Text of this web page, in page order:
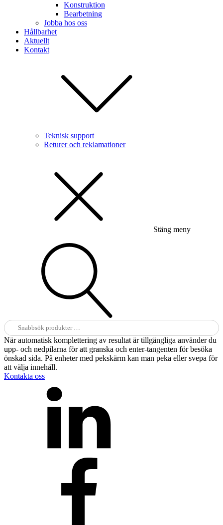
Konstruktion
Bearbetning
Jobba hos oss
Hållbarhet
Aktuellt
Kontakt
Teknisk support
Returer och reklamationer
Stäng meny
Sök
efter:
När automatisk komplettering av resultat är tillgängliga använder du
upp- och nedpilarna för att granska och enter-tangenten för besöka
önskad sida. På enheter med pekskärm kan man peka eller svepa för
att välja innehåll.
Kontakta oss